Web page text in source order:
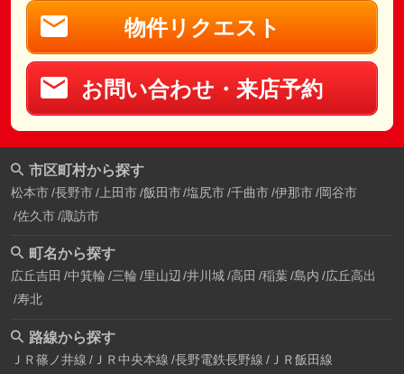
物件リクエスト
お問い合わせ・来店予約
市区町村から探す
松本市 長野市 上田市 飯田市 塩尻市 千曲市 伊那市 岡谷市
佐久市 諏訪市
町名から探す
広丘吉田 中箕輪 三輪 里山辺 井川城 高田 稲葉 島内 広丘高出
寿北
路線から探す
ＪＲ篠ノ井線 ＪＲ中央本線 長野電鉄長野線 ＪＲ飯田線